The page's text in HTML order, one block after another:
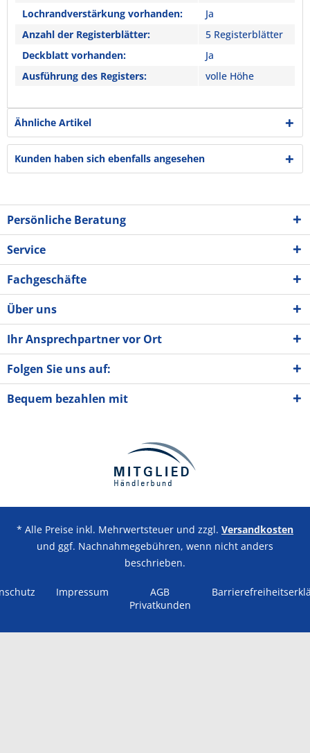
Lochrandverstärkung vorhanden:
Ja
Anzahl der Registerblätter:
5 Registerblätter
Deckblatt vorhanden:
Ja
Ausführung des Registers:
volle Höhe
Ähnliche Artikel
Kunden haben sich ebenfalls angesehen
Persönliche Beratung
Service
Fachgeschäfte
Über uns
Ihr Ansprechpartner vor Ort
Folgen Sie uns auf:
Bequem bezahlen mit
* Alle Preise inkl. Mehrwertsteuer und zzgl. Versandkosten
und ggf. Nachnahmegebühren, wenn nicht anders
beschrieben.
Impressum
AGB
Privatkunden